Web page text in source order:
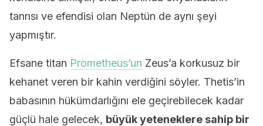
tanrısı ve efendisi olan Neptün de aynı şeyi
yapmıştır.
Efsane titan Prometheus’un Zeus’a korkusuz bir
kehanet veren bir kahin verdiğini söyler. Thetis’in
babasının hükümdarlığını ele geçirebilecek kadar
güçlü hale gelecek, büyük yeteneklere sahip bir